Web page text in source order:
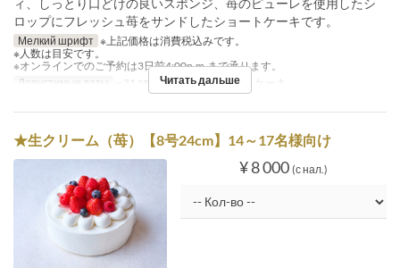
ロップにフレッシュ苺をサンドしたショートケーキです。
Мелкий шрифт ※上記価格は消費税込みです。
※人数は目安です。
※オンラインでのご予約は3日前4:00p.m.まで承ります。
Допустимые даты
~ 31 авг. Категория места ケーキ
Читать дальше
★生クリーム（苺）【8号24cm】14～17名様向け
¥ 8 000 (с нал.)